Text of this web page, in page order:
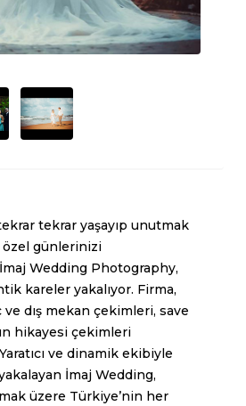
tekrar yaşayıp unutmak
günlerinizi
Wedding Photography,
kareler yakalıyor. Firma,
dış mekan çekimleri, save
hikayesi çekimleri
ve dinamik ekibiyle
İmaj Wedding,
üzere Türkiye’nin her